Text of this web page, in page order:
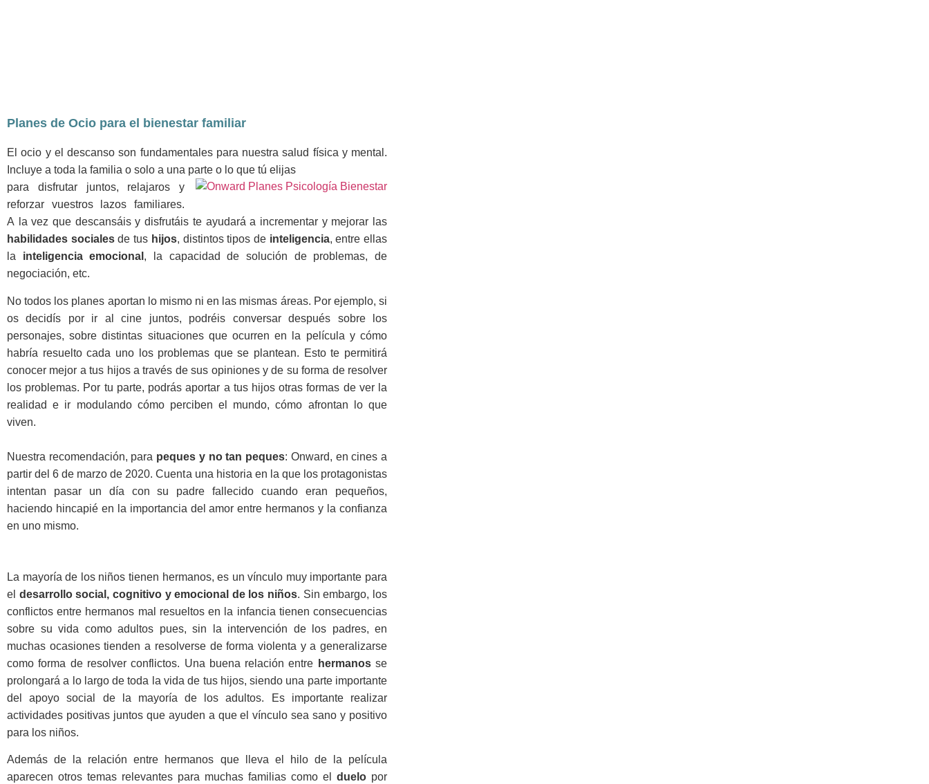
Planes de Ocio para el bienestar familiar
El ocio y el descanso son fundamentales para nuestra salud física y mental.
Incluye a toda la familia o solo a una parte o lo que tú elijas
para disfrutar juntos, relajaros y
reforzar vuestros lazos familiares.
A
la vez que descansáis y disfrutáis te ayudará a incrementar y mejorar las
habilidades socialesde tus hijos, distintos tipos de inteligencia, entre ellas
la inteligencia emocional , la capacidad de solución de problemas, de
negociación, etc.
No todos los planes aportan lo mismo ni en las mismas áreas. Por ejemplo, si
os decidís por ir al cine juntos, podréis conversar después sobre los
personajes, sobre distintas situaciones que ocurren en la película y cómo
habría resuelto cada uno los problemas que se plantean. Esto te permitirá
conocer mejor a tus hijos a través de sus opiniones y de su forma de resolver
los problemas. Por tu parte, podrás aportar a tus hijos otras formas de ver la
realidad e ir modulando cómo perciben el mundo, cómo afrontan lo que
viven.
Nuestra recomendación, para peques y no tan peques: Onward, en cines a
partir del 6 de marzo de 2020. Cuenta una historia en la que los protagonistas
intentan pasar un día con su padre fallecido cuando eran pequeños,
haciendo hincapié en la importancia del amor entre hermanos y la confianza
en uno mismo.
La mayoría de los niños tienen hermanos, es un vínculo muy importante para
el desarrollo social, cognitivo y emocional de los niños. Sin embargo, los
conflictos entre hermanos mal resueltos en la infancia tienen consecuencias
sobre su vida como adultos pues, sin la intervención de los padres, en
muchas ocasiones tienden a resolverse de forma violenta y a generalizarse
como forma de resolver conflictos. Una buena relación entre hermanosse
prolongará a lo largo de toda la vida de tus hijos, siendo una parte importante
del apoyo social de la mayoría de los adultos. Es importante realizar
actividades positivas juntos que ayuden a que el vínculo sea sano y positivo
para los niños.
Además de la relación entre hermanos que lleva el hilo de la película
aparecen otros temas relevantes para muchas familias como el duelo por